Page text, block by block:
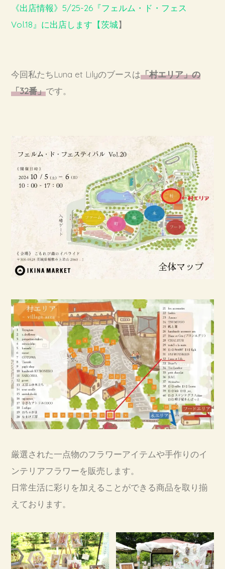
《出店情報》5/25-26『フェルム・ド・フェス
Vol.18』に出店します【茨城】
今回私たちLuna et Lilyのブースは「村エリア」の
「32番」です。
厳選された一点物のフラワーアイテムや手作りのイ
ンテリアフラワーを販売します。
日常生活に彩りを加えることができる商品を取り揃
えております。